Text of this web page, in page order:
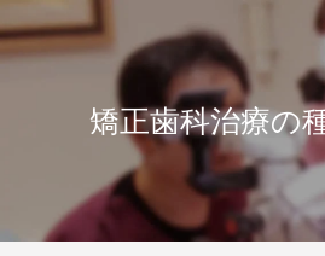
矯正歯科治療の